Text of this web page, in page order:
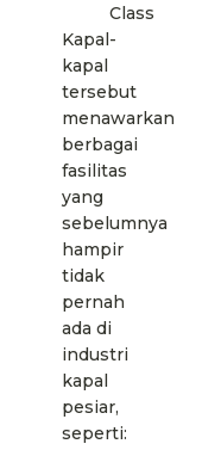
Class
Kapal-
kapal
tersebut
menawarkan
berbagai
fasilitas
yang
sebelumnya
hampir
tidak
pernah
ada di
industri
kapal
pesiar,
seperti: